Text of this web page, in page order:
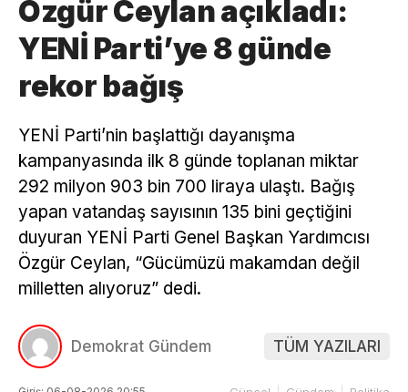
Özgür Ceylan açıkladı:
YENİ Parti’ye 8 günde
rekor bağış
YENİ Parti’nin başlattığı dayanışma
kampanyasında ilk 8 günde toplanan miktar
292 milyon 903 bin 700 liraya ulaştı. Bağış
yapan vatandaş sayısının 135 bini geçtiğini
duyuran YENİ Parti Genel Başkan Yardımcısı
Özgür Ceylan, “Gücümüzü makamdan değil
milletten alıyoruz” dedi.
Demokrat Gündem TÜM YAZILARI